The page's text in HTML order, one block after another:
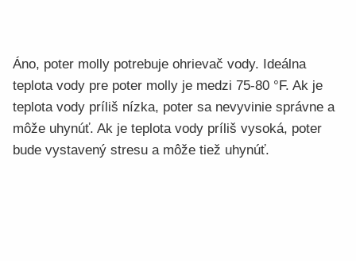
Áno, poter molly potrebuje ohrievač vody. Ideálna
teplota vody pre poter molly je medzi 75-80 °F. Ak je
teplota vody príliš nízka, poter sa nevyvinie správne a
môže uhynúť. Ak je teplota vody príliš vysoká, poter
bude vystavený stresu a môže tiež uhynúť.